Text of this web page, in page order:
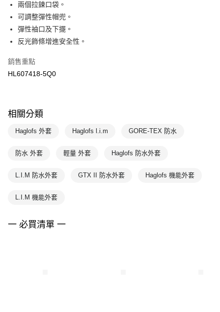
每筆NT$100，滿NT$1,500(含以上)免運費
兩個拉鍊口袋。
可調整彈性帽兜。
彈性袖口及下擺。
反光飾條增進安全性。
銷售重點
HL607418-5Q0
相關分類
Haglofs 外套 Haglofs l.i.m GORE-TEX 防水
防水 外套 輕量 外套 Haglofs 防水外套
L.I.M 防水外套 GTX II 防水外套 Haglofs 機能外套
L.I.M 機能外套
一 必買清單 一